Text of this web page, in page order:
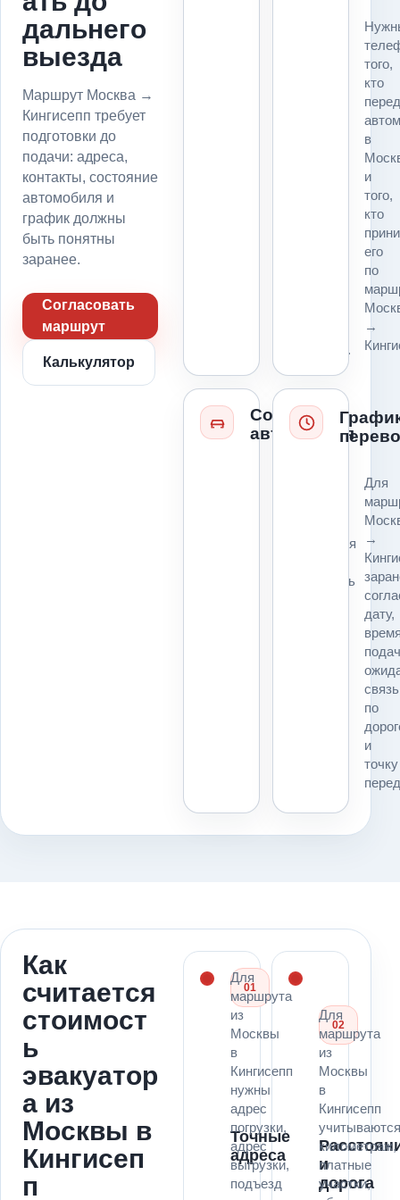
дальнего
выезда
Маршрут Москва →
Кингисепп требует
подготовки до
подачи: адреса,
контакты, состояние
автомобиля и
график должны
быть понятны
заранее.
Согласовать
маршрут
Калькулятор
платформы.
того,
кто
в
и
того,
кто
его
по
→
Состояние
автомобиля
повреждения
возможность
Для
→
дату,
связь
по
и
точку
Как
считается
стоимост
ь
эвакуатор
а из
Москвы в
Кингисеп
п
01
Точные
адреса
Для
маршрута
из
Москвы
в
Кингисепп
нужны
адрес
погрузки,
адрес
выгрузки,
подъезд
02
и
дорога
Для
маршрута
из
Москвы
в
Кингисепп
километраж,
платные
участки,